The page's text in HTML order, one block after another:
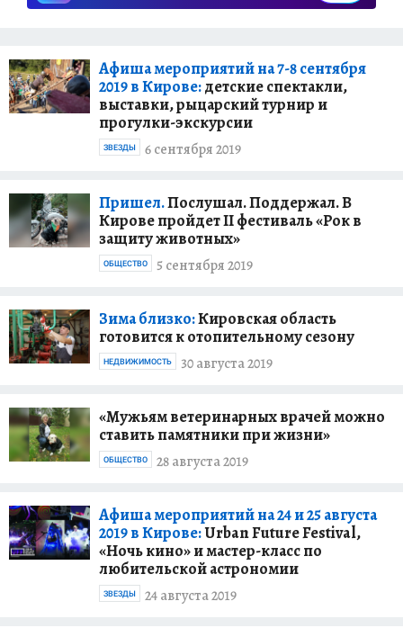
Афиша мероприятий на 7-8 сентября
2019 в Кирове:детские спектакли,
выставки, рыцарский турнир и
прогулки-экскурсии
6 сентября 2019
ЗВЕЗДЫ
Пришел.Послушал. Поддержал. В
Кирове пройдет II фестиваль «Рок в
защиту животных»
5 сентября 2019
ОБЩЕСТВО
Зима близко:Кировская область
готовится к отопительному сезону
30 августа 2019
НЕДВИЖИМОСТЬ
«Мужьям ветеринарных врачей можно
ставить памятники при жизни»
28 августа 2019
ОБЩЕСТВО
Афиша мероприятий на 24 и 25 августа
2019 в Кирове:Urban Future Festival,
«Ночь кино» и мастер-класс по
любительской астрономии
24 августа 2019
ЗВЕЗДЫ